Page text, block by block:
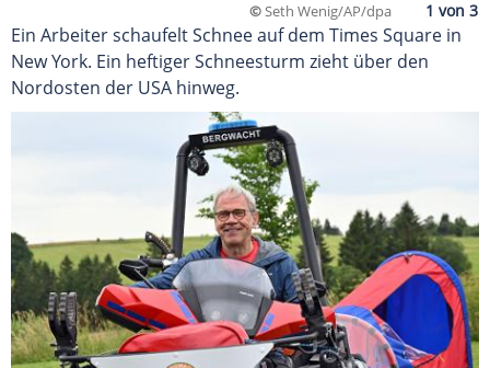
©Seth Wenig/AP/dpa
Ein Arbeiter schaufelt Schnee auf dem Times Square in
New York. Ein heftiger Schneesturm zieht über den
Nordosten der USA hinweg.